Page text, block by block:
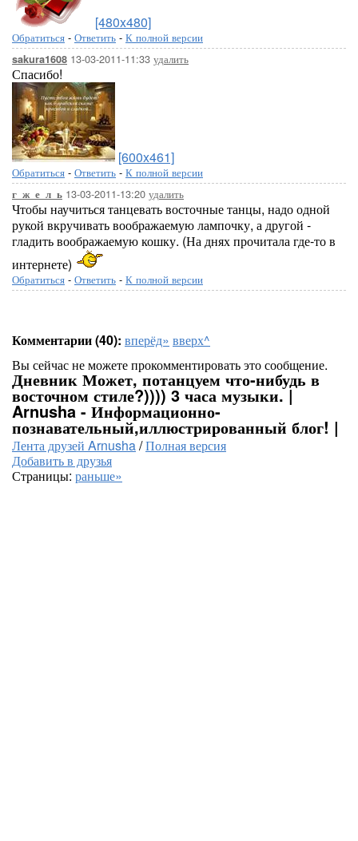
[480x480]
Обратиться - Ответить - К полной версии
sakura1608 13-03-2011-11:33 удалить
Спасибо!
[600x461]
Обратиться - Ответить - К полной версии
г_ж_е_л_ь 13-03-2011-13:20 удалить
Чтобы научиться танцевать восточные танцы, надо одной
рукой вкручивать воображаемую лампочку, а другой -
гладить воображаемую кошку. (На днях прочитала где-то в
интернете)
Обратиться - Ответить - К полной версии
Комментарии (40): вперёд» вверх^
Вы сейчас не можете прокомментировать это сообщение.
Дневник Может, потанцуем что-нибудь в
восточном стиле?)))) 3 часа музыки. |
Arnusha - Информационно-
познавательный,иллюстрированный блог! |
Лента друзей Arnusha/Полная версия
Добавить в друзья
Страницы: раньше»